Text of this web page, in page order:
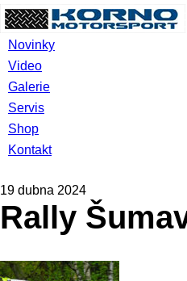
Novinky
Video
Galerie
Servis
Shop
Kontakt
19 dubna 2024
Rally